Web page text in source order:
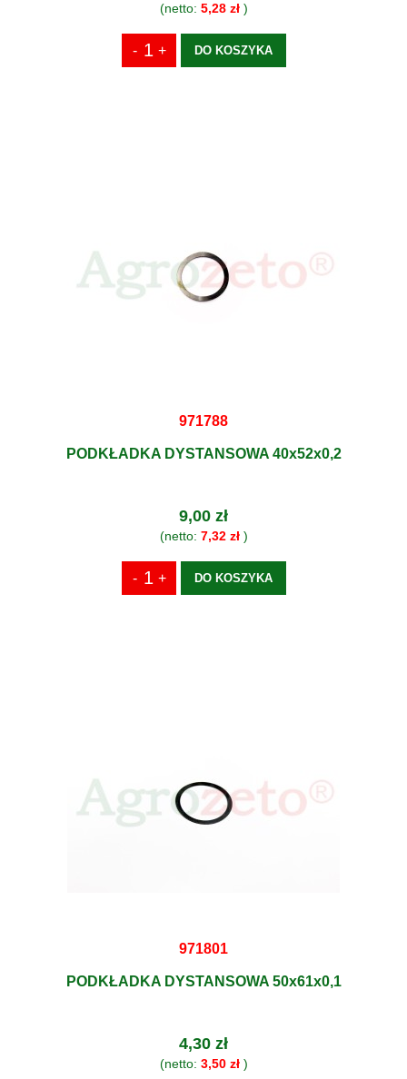
(netto: 5,28 zł)
DO KOSZYKA
971788
PODKŁADKA DYSTANSOWA 40x52x0,2
9,00 zł
(netto: 7,32 zł)
DO KOSZYKA
971801
PODKŁADKA DYSTANSOWA 50x61x0,1
4,30 zł
(netto: 3,50 zł)